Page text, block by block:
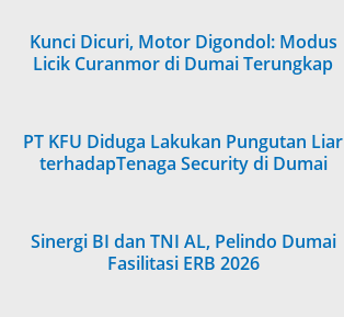
Kunci Dicuri, Motor Digondol: Modus
Licik Curanmor di Dumai Terungkap
PT KFU Diduga Lakukan Pungutan Liar
terhadapTenaga Security di Dumai
Sinergi BI dan TNI AL, Pelindo Dumai
Fasilitasi ERB 2026